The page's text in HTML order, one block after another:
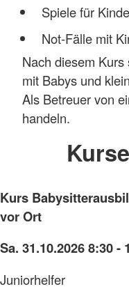
Spiele für
Not-Fälle mit
Nach diesem
mit Babys und
Als Betreuer von
handeln.
Kurs
vor Ort
Sa. 31.10.2026 8:30 -
Juniorhelfer